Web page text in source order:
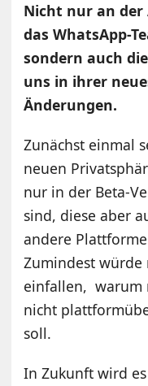
Nicht nur an der
das WhatsApp-
sondern auch
uns in ihrer
Änderungen.
Zunächst einmal
neuen
nur in der Beta-
sind, diese aber
andere
Zumindest
einfallen, warum
nicht
soll.
In Zukunft wird